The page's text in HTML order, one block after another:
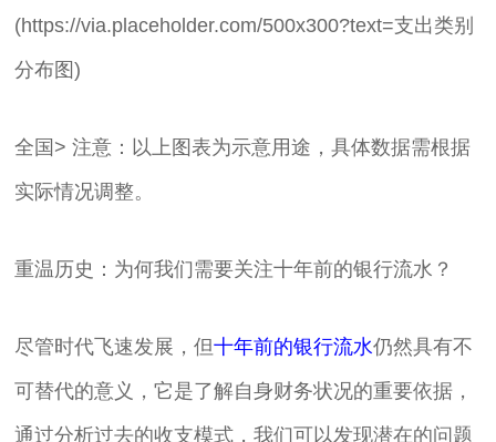
(https://via.placeholder.com/500x300?text=支出类别
分布图)
全国> 注意：以上图表为示意用途，具体数据需根据
实际情况调整。
重温历史：为何我们需要关注十年前的银行流水？
尽管时代飞速发展，但十年前的银行流水仍然具有不
可替代的意义，它是了解自身财务状况的重要依据，
通过分析过去的收支模式，我们可以发现潜在的问题